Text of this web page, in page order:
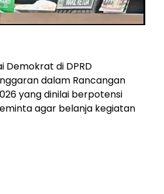
Demokrat di DPRD
dalam Rancangan
yang dinilai berpotensi
agar belanja kegiatan